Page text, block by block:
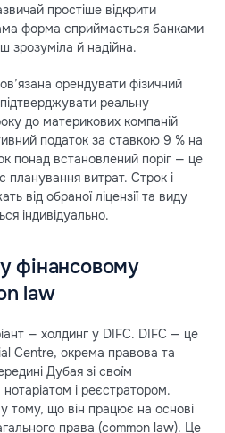
простіше відкрити
форма сприймається банками
зрозуміла й надійна.
орендувати фізичний
реальну
до материкових компаній
податок за ставкою 9 % на
понад встановлений поріг — це
планування витрат. Строк і
від обраної ліцензії та виду
індивідуально.
фінансовому
law
— холдинг у DIFC. DIFC — це
Centre, окрема правова та
Дубая зі своїм
і реєстратором.
у тому, що він працює на основі
права (common law). Це